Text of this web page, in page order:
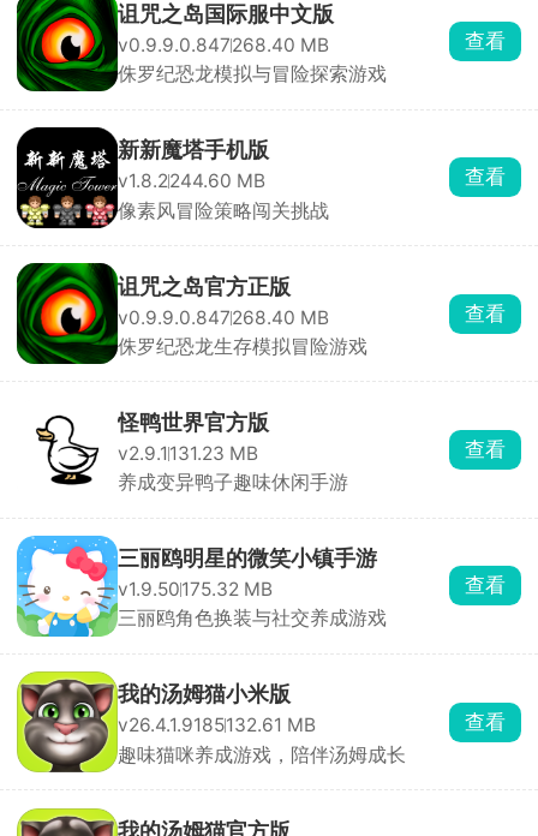
诅咒之岛国际服中文版
v0.9.9.0.847268.40 MB
侏罗纪恐龙模拟与冒险探索游戏
查看
新新魔塔手机版
v1.8.2244.60 MB
像素风冒险策略闯关挑战
查看
诅咒之岛官方正版
v0.9.9.0.847268.40 MB
侏罗纪恐龙生存模拟冒险游戏
查看
怪鸭世界官方版
v2.9.1 131.23 MB
养成变异鸭子趣味休闲手游
查看
三丽鸥明星的微笑小镇手游
v1.9.50175.32 MB
三丽鸥角色换装与社交养成游戏
查看
我的汤姆猫小米版
v26.4.1.9185132.61 MB
趣味猫咪养成游戏，陪伴汤姆成长
查看
我的汤姆猫官方版